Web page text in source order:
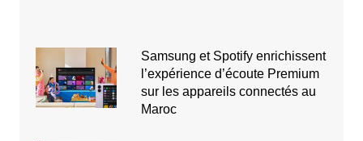
Samsung et Spotify enrichissent
l’expérience d’écoute Premium
sur les appareils connectés au
Maroc